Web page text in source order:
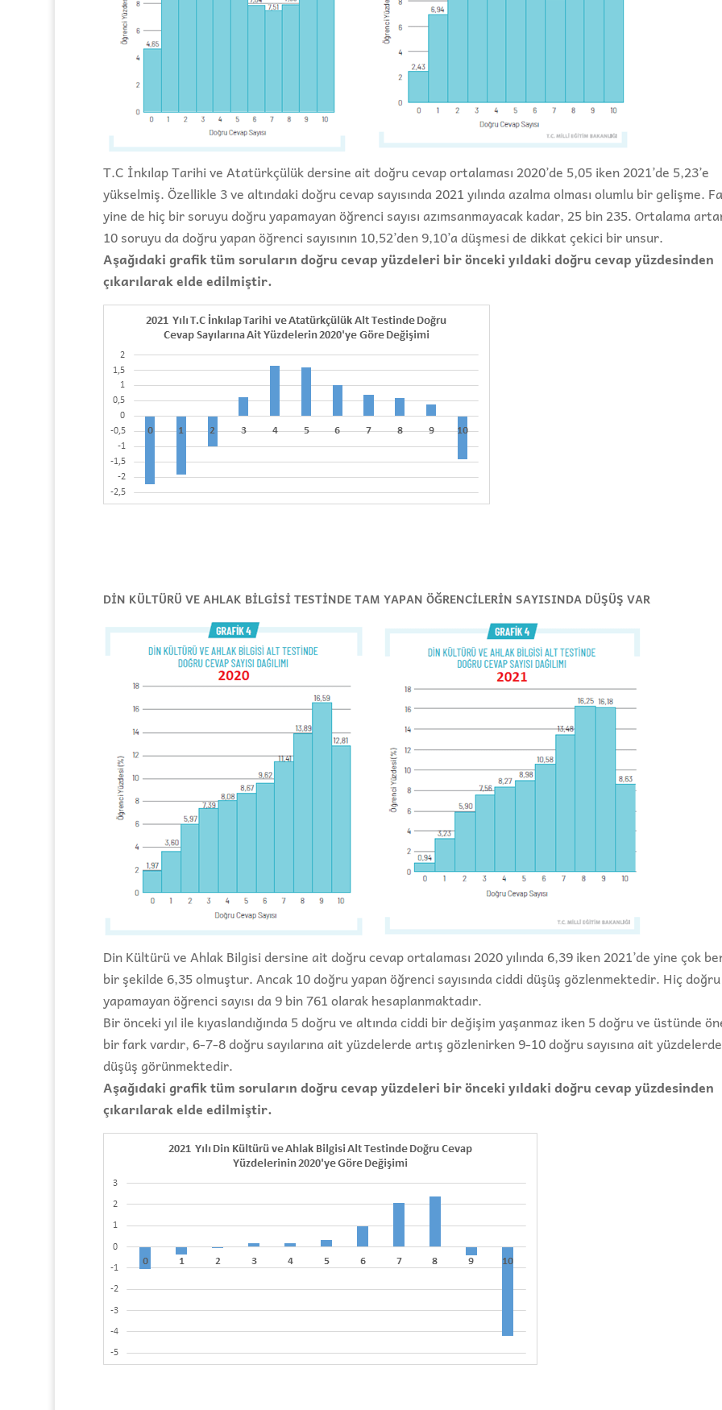
T.C İnkılap Tarihi ve Atatürkçülük dersine ait doğru cevap ortalaması 2020’de 5,05 iken 2021’de 5,23’e
yükselmiş. Özellikle 3 ve altındaki doğru cevap sayısında 2021 yılında azalma olması olumlu bir gelişme.
yine de hiç bir soruyu doğru yapamayan öğrenci sayısı azımsanmayacak kadar, 25 bin 235. Ortalama
10 soruyu da doğru yapan öğrenci sayısının 10,52’den 9,10’a düşmesi de dikkat çekici bir unsur.
Aşağıdaki grafik tüm soruların doğru cevap yüzdeleri bir önceki yıldaki doğru cevap yüzdesinden
çıkarılarak elde edilmiştir.
DİN KÜLTÜRÜ VE AHLAK BİLGİSİ TESTİNDE TAM YAPAN ÖĞRENCİLERİN SAYISINDA DÜŞÜŞ VAR
Din Kültürü ve Ahlak Bilgisi dersine ait doğru cevap ortalaması 2020 yılında 6,39 iken 2021’de yine çok
bir şekilde 6,35 olmuştur. Ancak 10 doğru yapan öğrenci sayısında ciddi düşüş gözlenmektedir. Hiç doğru
yapamayan öğrenci sayısı da 9 bin 761 olarak hesaplanmaktadır.
Bir önceki yıl ile kıyaslandığında 5 doğru ve altında ciddi bir değişim yaşanmaz iken 5 doğru ve üstünde
bir fark vardır, 6-7-8 doğru sayılarına ait yüzdelerde artış gözlenirken 9-10 doğru sayısına ait yüzdelerde
düşüş görünmektedir.
Aşağıdaki grafik tüm soruların doğru cevap yüzdeleri bir önceki yıldaki doğru cevap yüzdesinden
çıkarılarak elde edilmiştir.